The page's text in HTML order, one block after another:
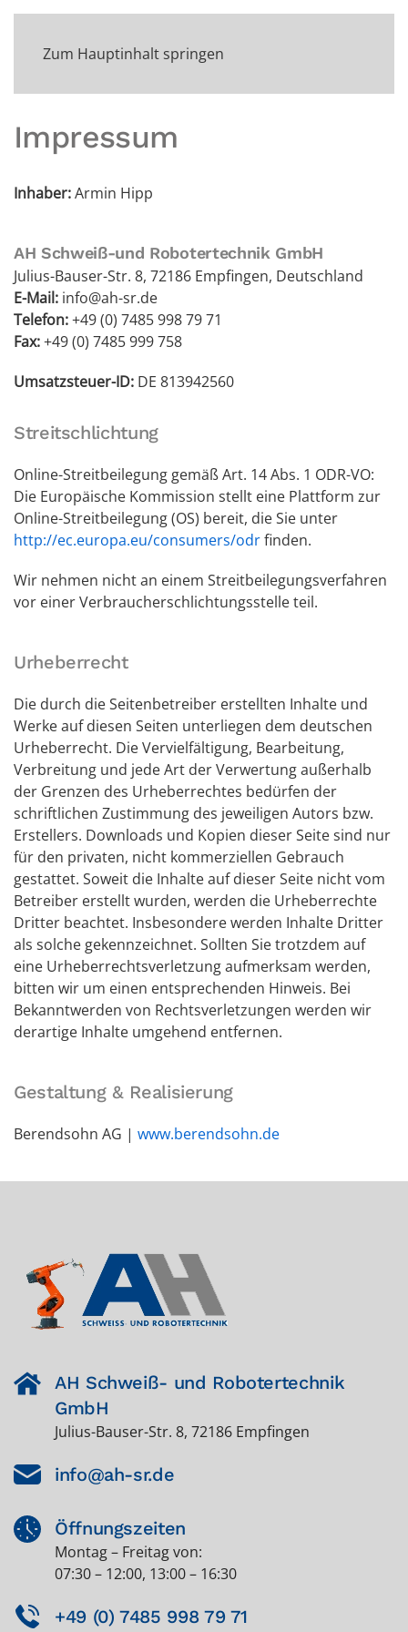
Zum Hauptinhalt springen
Impressum
Inhaber:Armin Hipp
AH Schweiß-und Robotertechnik GmbH
Julius-Bauser-Str. 8, 72186 Empfingen, Deutschland
E-Mail: info@ah-sr.de
Telefon:+49 (0) 7485 998 79 71
Fax:+49 (0) 7485 999 758
Umsatzsteuer-ID: DE 813942560
Streitschlichtung
Online-Streitbeilegung gemäß Art. 14 Abs. 1 ODR-VO:
Die Europäische Kommission stellt eine Plattform zur
Online-Streitbeilegung (OS) bereit, die Sie unter
http://ec.europa.eu/consumers/odrfinden.
Wir nehmen nicht an einem Streitbeilegungsverfahren
vor einer Verbraucherschlichtungsstelle teil.
Urheberrecht
Die durch die Seitenbetreiber erstellten Inhalte und
Werke auf diesen Seiten unterliegen dem deutschen
Urheberrecht. Die Vervielfältigung, Bearbeitung,
Verbreitung und jede Art der Verwertung außerhalb
der Grenzen des Urheberrechtes bedürfen der
schriftlichen Zustimmung des jeweiligen Autors bzw.
Erstellers. Downloads und Kopien dieser Seite sind nur
für den privaten, nicht kommerziellen Gebrauch
gestattet. Soweit die Inhalte auf dieser Seite nicht vom
Betreiber erstellt wurden, werden die Urheberrechte
Dritter beachtet. Insbesondere werden Inhalte Dritter
als solche gekennzeichnet. Sollten Sie trotzdem auf
eine Urheberrechtsverletzung aufmerksam werden,
bitten wir um einen entsprechenden Hinweis. Bei
Bekanntwerden von Rechtsverletzungen werden wir
derartige Inhalte umgehend entfernen.
Gestaltung & Realisierung
Berendsohn AG | www.berendsohn.de
AH Schweiß- und Robotertechnik
GmbH
Julius-Bauser-Str. 8, 72186 Empfingen
info@ah-sr.de
Öffnungszeiten
Montag – Freitag von:
07:30 – 12:00, 13:00 – 16:30
+49 (0) 7485 998 79 71